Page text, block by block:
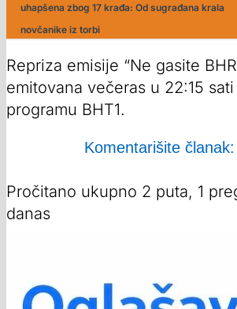
uhapšena zbog 17 krađa: Od sugrađana krala
novčanike iz torbi
Repriza emisije “Ne gasite
emitovana večeras u 22:15 sati
programu BHT1.
Komentarišite članak:
Pročitano ukupno 2 puta, 1
danas